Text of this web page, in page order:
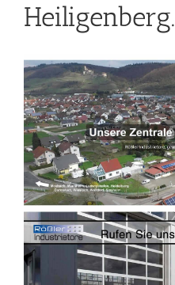
Heiligenberg.